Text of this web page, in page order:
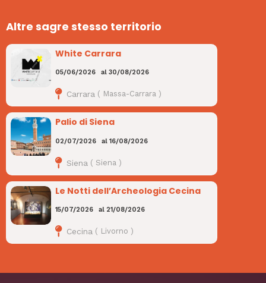
Altre sagre stesso territorio
White Carrara
05/06/2026 al30/08/2026
Carrara ( Massa-Carrara )
Palio di Siena
02/07/2026 al16/08/2026
Siena ( Siena )
Le Notti dell’Archeologia Cecina
15/07/2026 al 21/08/2026
Cecina ( Livorno )